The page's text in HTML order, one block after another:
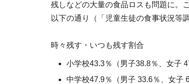
残しなどの大量の食品ロスも問題に。
以下の通り（「児童生徒の食事状況等
時々残す・いつも残す割合
小学校43.3％（男子38.8％、女子
中学校47.9％（男子 33.6％、女子